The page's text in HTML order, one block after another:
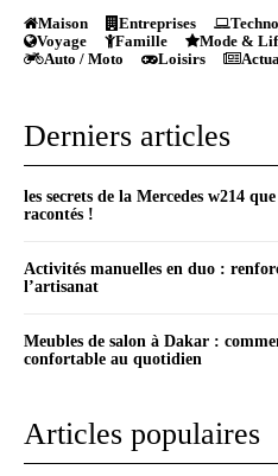
Maison Entreprises
Voyage
Famille Mode &
Auto / Moto
Loisirs
Derniers articles
les secrets de la Mercedes w214
racontés !
Activités manuelles en duo :
l’artisanat
Meubles de salon à Dakar :
confortable au quotidien
Articles populaires